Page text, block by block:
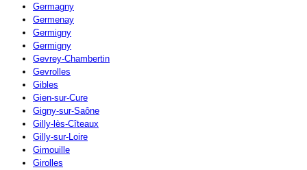
Germagny
Germenay
Germigny
Germigny
Gevrey-Chambertin
Gevrolles
Gibles
Gien-sur-Cure
Gigny-sur-Saône
Gilly-lès-Cîteaux
Gilly-sur-Loire
Gimouille
Girolles